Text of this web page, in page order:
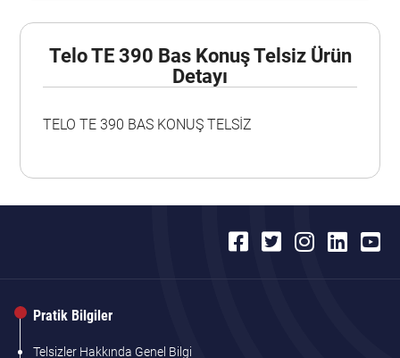
Telo TE 390 Bas Konuş Telsiz Ürün
Detayı
TELO TE 390 BAS KONUŞ TELSİZ
Pratik Bilgiler
Telsizler Hakkında Genel Bilgi